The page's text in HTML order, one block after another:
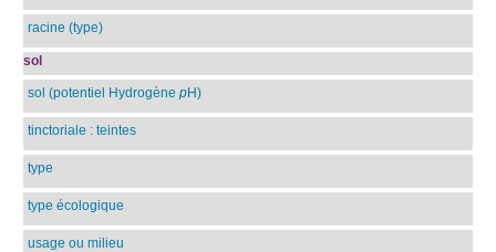
racine (type)
sol
sol (potentiel Hydrogène pH)
tinctoriale : teintes
type
type écologique
usage ou milieu